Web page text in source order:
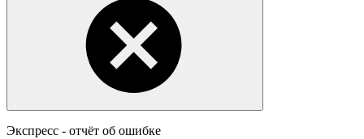
Экспресс - отчёт об ошибке